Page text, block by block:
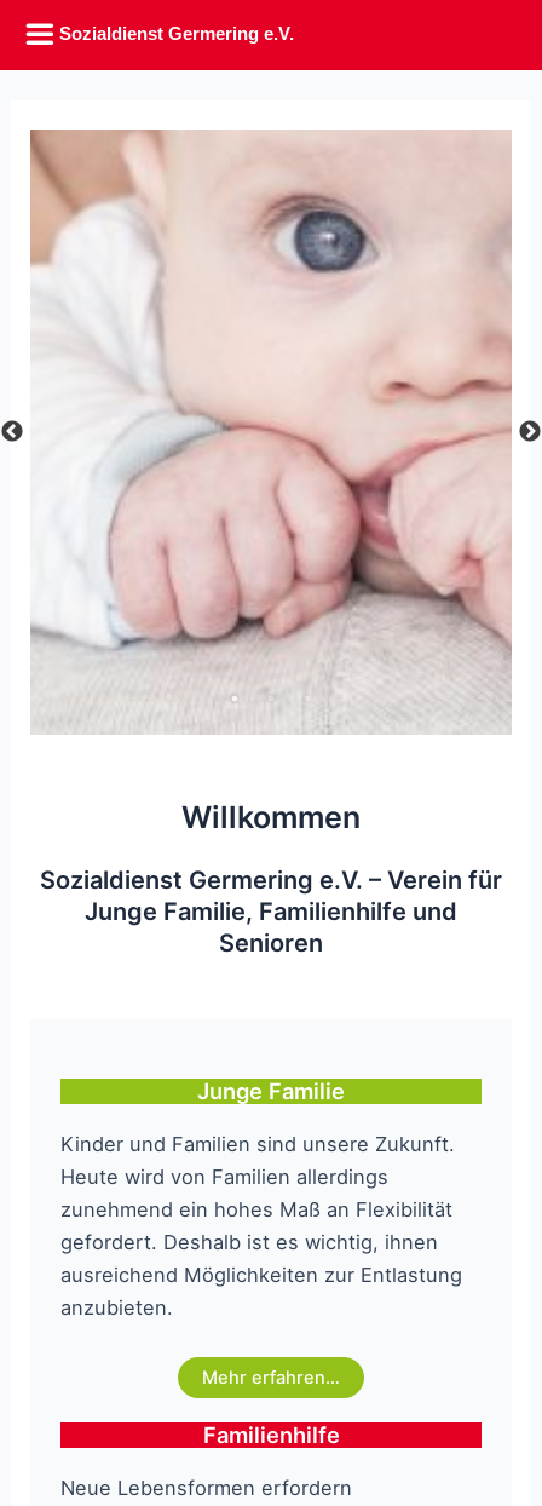
springen
Willkommen
Sozialdienst Germering e.V. – Verein für
Junge Familie, Familienhilfe und
Senioren
Junge Familie
Kinder und Familien sind unsere Zukunft.
Heute wird von Familien allerdings
zunehmend ein hohes Maß an Flexibilität
gefordert. Deshalb ist es wichtig, ihnen
ausreichend Möglichkeiten zur Entlastung
anzubieten.
Mehr erfahren…
Familienhilfe
Neue Lebensformen erfordern
Sozialdienst Germering e.V.